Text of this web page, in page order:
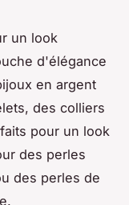
un look
d'élégance
en argent
des colliers
pour un look
des perles
des perles de